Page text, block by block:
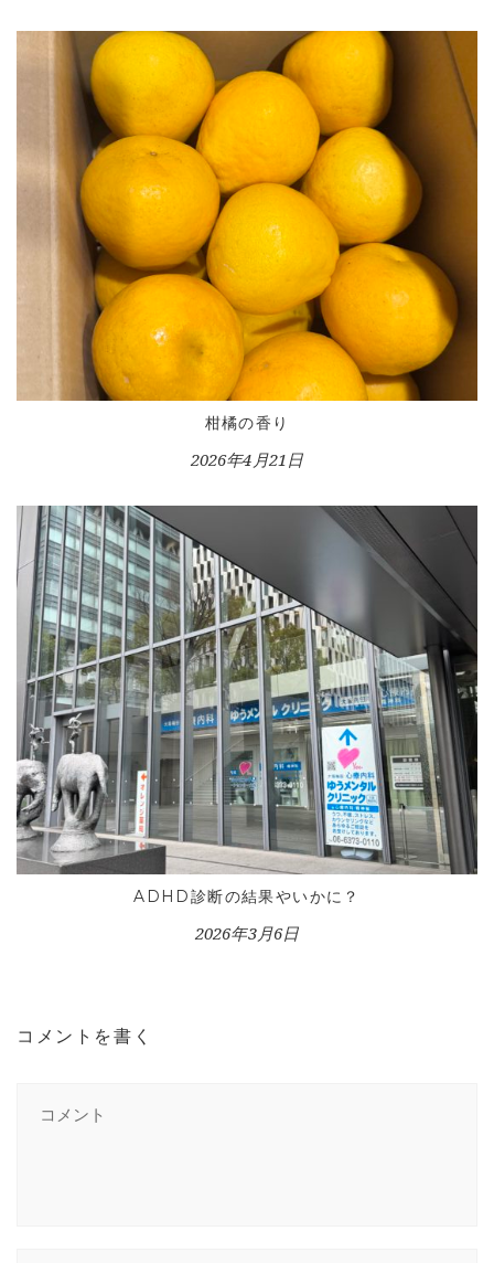
HOME
INFORMATION
VOICE GALLERY
CONTACT
柑橘の香り
2026年4月21日
ADHD診断の結果やいかに？
2026年3月6日
コメントを書く